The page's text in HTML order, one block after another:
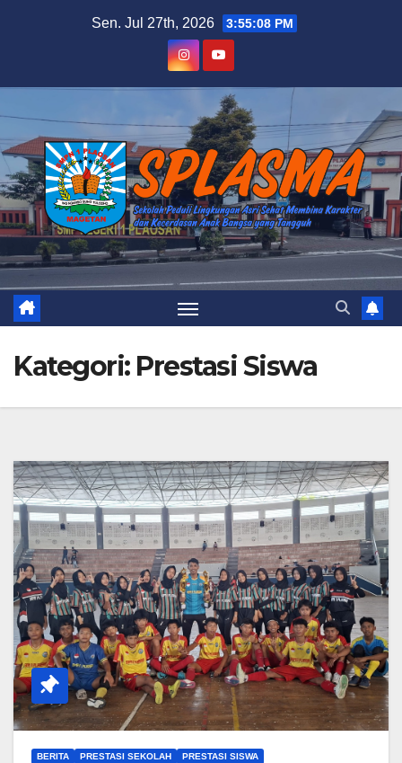
Sen. Jul 27th, 2026 3:55:08 PM
Kategori: Prestasi Siswa
BERITA PRESTASI SEKOLAH PRESTASI SISWA